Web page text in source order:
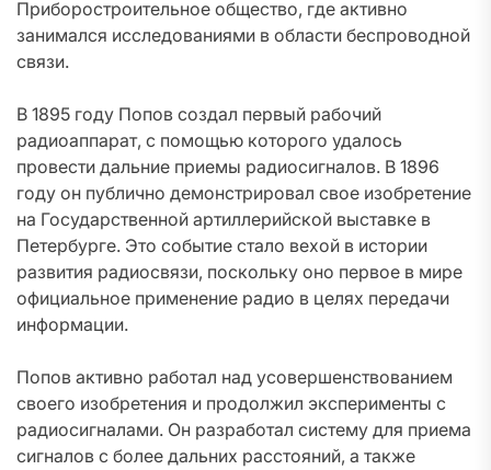
Приборостроительное общество, где активно
занимался исследованиями в области беспроводной
связи.
В 1895 году Попов создал первый рабочий
радиоаппарат, с помощью которого удалось
провести дальние приемы радиосигналов. В 1896
году он публично демонстрировал свое изобретение
на Государственной артиллерийской выставке в
Петербурге. Это событие стало вехой в истории
развития радиосвязи, поскольку оно первое в мире
официальное применение радио в целях передачи
информации.
Попов активно работал над усовершенствованием
своего изобретения и продолжил эксперименты с
радиосигналами. Он разработал систему для приема
сигналов с более дальних расстояний, а также